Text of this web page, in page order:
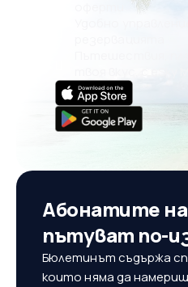
Пътешествия,
Абонатите на
пътуват по-
Бюлетинът съдържа
които няма да